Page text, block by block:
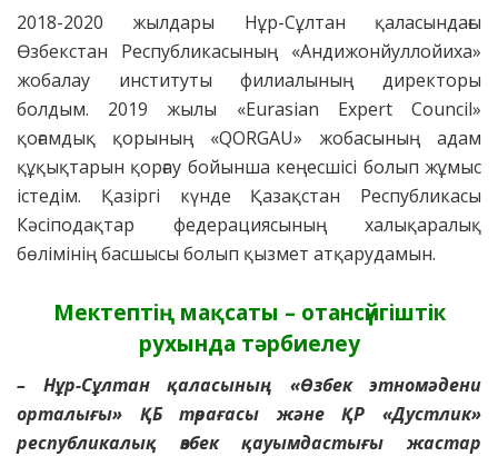
2018-2020 жылдары Нұр-Сұлтан қаласындағы
Өзбекстан Республикасының «Андижонйуллойиха»
жобалау институты филиалының директоры
болдым. 2019 жылы «Eurasian Expert Council»
қоғамдық қорының «QORGAU» жобасының адам
құқықтарын қорғау бойынша кеңесшісі болып жұмыс
істедім. Қазіргі күнде Қазақстан Республикасы
Кәсіподақтар федерациясының халықаралық
бөлімінің басшысы болып қызмет атқарудамын.
Мектептің мақсаты – отансүйгіштік
рухында тәрбиелеу
– Нұр-Сұлтан қаласының «Өзбек этномәдени
орталығы» ҚБ төрағасы және ҚР «Дустлик»
республикалық өзбек қауымдастығы жастар